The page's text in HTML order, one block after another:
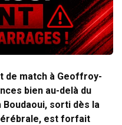
de match à Geoffroy-
bien au-delà du
sorti dès la
est forfait